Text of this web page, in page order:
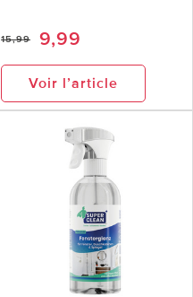
15,99 9,99
Voir l’article